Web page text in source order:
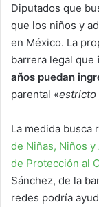
Diputados que
que los niños y
en México. La
barrera legal que
años puedan
parental «estricto
La medida busca
de Niñas, Niños
de Protección al
Sánchez, de la
redes podría